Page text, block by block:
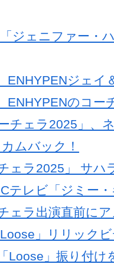
ジェニファー・
ENHYPENジェイ
ENHYPENのコー
チェラ2025」、
ムバック！
ェラ2025」 サハ
テレビ「ジミー
ェラ出演直前に
」リリック
Loose」振り付け